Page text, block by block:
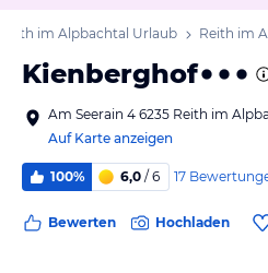
Reith im Alpbachtal Urlaub Reith im
Kienberghof
Am Seerain 4 6235 Reith im
Auf Karte anzeigen
100% 6,0 / 6 17
Bewerten Hochladen